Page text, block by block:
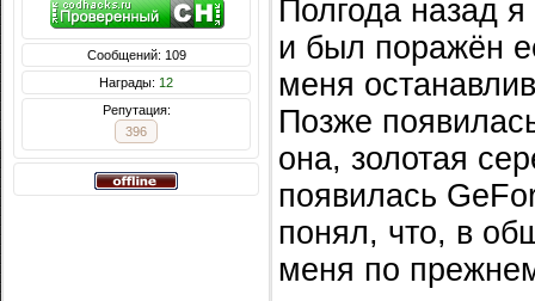
Сообщений: 109
Награды: 12
Репутация:
396
Полгода назад
и был поражён
меня
Позже
она, золотая
появилась
понял, что, в
меня по